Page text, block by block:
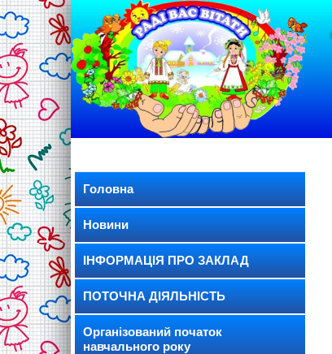
Головна
Новини
ІНФОРМАЦІЯ ПРО ЗАКЛАД
ПОТОЧНА ДІЯЛЬНІСТЬ
Організований початок
навчального року